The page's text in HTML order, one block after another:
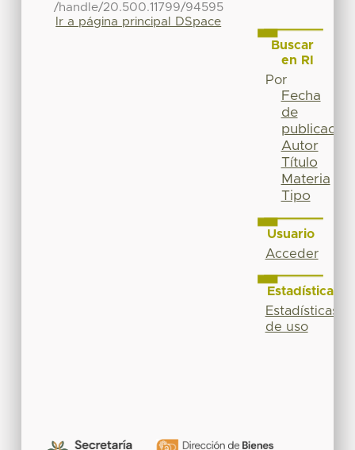
/handle/20.500.11799/94595
Ir a página principal DSpace
Buscar
en RI
Por
Fecha
de
publicación
Autor
Título
Materia
Tipo
Usuario
Acceder
Estadísticas
Estadísticas
de uso